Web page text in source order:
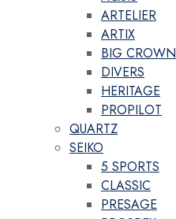
ARTELIER
ARTIX
BIG CROWN
DIVERS
HERITAGE
PROPILOT
QUARTZ
SEIKO
5 SPORTS
CLASSIC
PRESAGE